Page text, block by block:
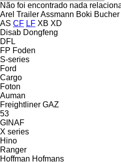
Não foi encontrado nada
Arel TrailerAssmann Boki Bucher
AS CF LF XB XD
Disab Dongfeng
DFL
FP Foden
S-series
Ford
Cargo
Foton
Auman
Freightliner GAZ
53
GINAF
X series
Hino
Ranger
Hoffman Hofmans